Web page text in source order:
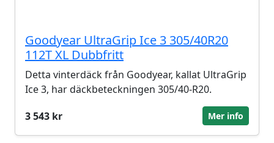
Goodyear UltraGrip Ice 3 305/40R20
112T XL Dubbfritt
Detta vinterdäck från Goodyear, kallat UltraGrip
Ice 3, har däckbeteckningen 305/40-R20.
3 543 kr
Mer info